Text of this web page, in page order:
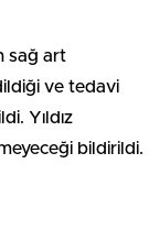
sağ art
ve tedavi
Yıldız
bildirildi.